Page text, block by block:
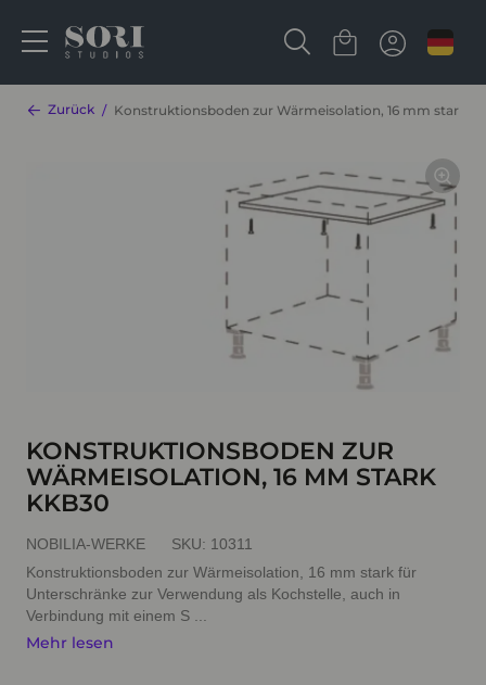
Zurück Konstruktionsboden zur Wärmeisolation, 16 mm stark
KONSTRUKTIONSBODEN ZUR
WÄRMEISOLATION, 16 MM STARK
KKB30
NOBILIA-WERKE SKU: 10311
Konstruktionsboden zur Wärmeisolation, 16 mm stark für
Unterschränke zur Verwendung als Kochstelle, auch in
Verbindung mit einem S ...
Mehr lesen